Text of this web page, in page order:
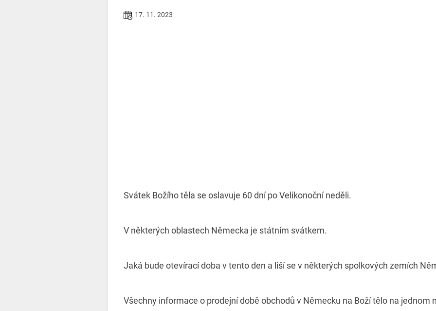
17. 11. 2023
Svátek Božího těla se oslavuje 60 dní po Velikonoční neděli.
V některých oblastech Německa je státním svátkem.
Jaká bude otevírací doba v tento den a liší se v některých spolkových zemích
Všechny informace o prodejní době obchodů v Německu na Boží tělo na jednom